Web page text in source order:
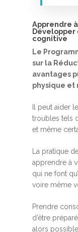
Apprendre
Développer
cognitive
Le
sur la
avantages
physique et
Il peut aider
troubles tels
et même
La pratique
apprendre à
qui ne font
voire même
Prendre
d’être
alors